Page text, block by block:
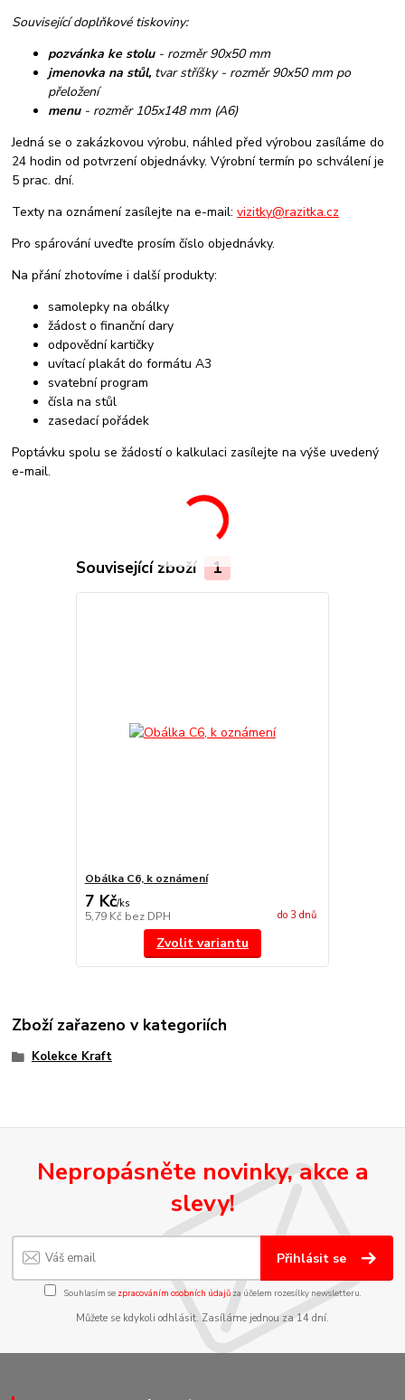
Související doplňkové tiskoviny:
pozvánka ke stolu- rozměr 90x50 mm
jmenovka na stůl, tvar stříšky - rozměr 90x50 mm po
přeložení
menu- rozměr 105x148 mm (A6)
Jedná se o zakázkovou výrobu, náhled před výrobou zasíláme do
24 hodin od potvrzení objednávky. Výrobní termín po schválení je
5 prac. dní.
Texty na oznámení zasílejte na e-mail:vizitky@razitka.cz
Pro spárování uveďte prosím číslo objednávky.
Na přání zhotovíme i další produkty:
samolepky na obálky
žádost o finanční dary
odpovědní kartičky
uvítací plakát do formátu A3
svatební program
čísla na stůl
zasedací pořádek
Poptávku spolu se žádostí o kalkulaci zasílejte na výše uvedený
e-mail.
Související zboží 1
Obálka C6, k oznámení
7 Kč/ks
5,79 Kč bez DPH do 3 dnů
Zvolit variantu
Zboží zařazeno v kategoriích
Kolekce Kraft
Nepropásněte novinky, akce a
slevy!
Přihlásit se
Souhlasím se zpracováním osobních údajůza účelem rozesílky newsletteru.
Můžete se kdykoli odhlásit. Zasíláme jednou za 14 dní.